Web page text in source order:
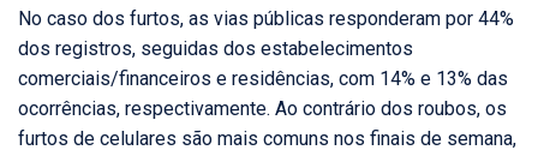
No caso dos furtos, as vias públicas responderam por 44%
dos registros, seguidas dos estabelecimentos
comerciais/financeiros e residências, com 14% e 13% das
ocorrências, respectivamente. Ao contrário dos roubos, os
furtos de celulares são mais comuns nos finais de semana,